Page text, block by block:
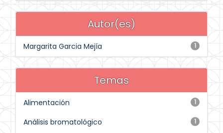
Autor(es)
1
Margarita Garcia Mejía
Temas
1
Alimentación
1
Análisis bromatológico